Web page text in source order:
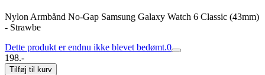
Nylon Armbånd No-Gap Samsung Galaxy Watch 6 Classic (43mm)
- Strawbe
Dette produkt er endnu ikke blevet bedømt.0
198.-
Tilføj til kurv